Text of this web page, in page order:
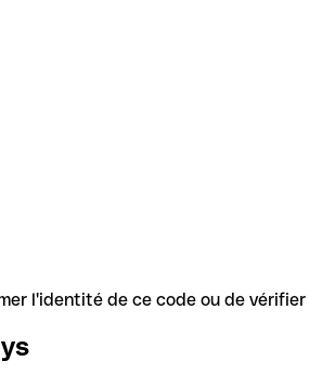
l'identité de ce code ou de